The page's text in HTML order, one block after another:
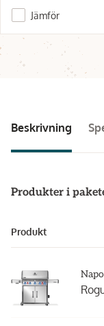
Jämför
Beskrivning
Produkter i
Produkt